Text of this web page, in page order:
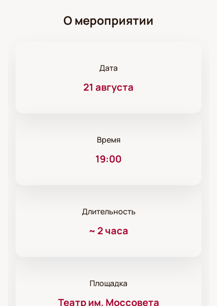
О мероприятии
Дата
21 августа
Время
19:00
Длительность
~ 2 часа
Площадка
Театр им. Моссовета